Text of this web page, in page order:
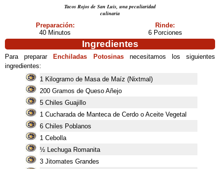
Tacos Rojos de San Luis, una peculiaridad
culinaria
Preparación:
40 Minutos
Rinde:
6 Porciones
Ingredientes
Para preparar Enchiladas Potosinasnecesitamos los siguientes
ingredientes:
1 Kilogramo de Masa de Maíz (Nixtmal)
200 Gramos de Queso Añejo
5 Chiles Guajillo
1 Cucharada de Manteca de Cerdo o Aceite Vegetal
6 Chiles Poblanos
1 Cebolla
½ Lechuga Romanita
3 Jitomates Grandes